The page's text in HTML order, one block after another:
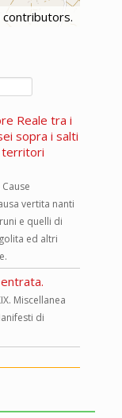
contributors.
Reale tra i
sopra i salti
territori
vertita nanti
e quelli di
ed altri
Miscellanea
di